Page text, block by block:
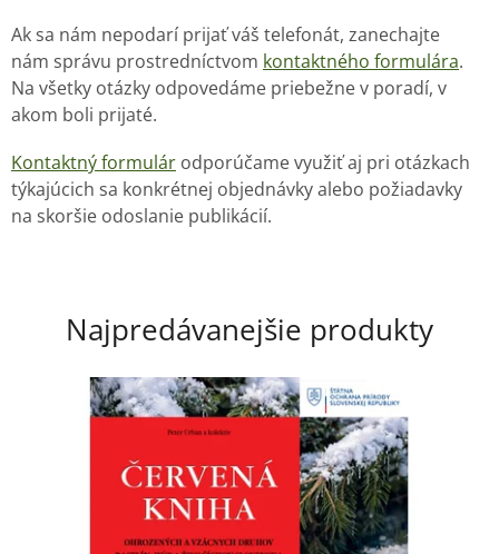
Ak sa nám nepodarí prijať váš telefonát, zanechajte
nám správu prostredníctvom kontaktného formulára.
Na všetky otázky odpovedáme priebežne v poradí, v
akom boli prijaté.
Kontaktný formulár odporúčame využiť aj pri otázkach
týkajúcich sa konkrétnej objednávky alebo požiadavky
na skoršie odoslanie publikácií.
Najpredávanejšie produkty